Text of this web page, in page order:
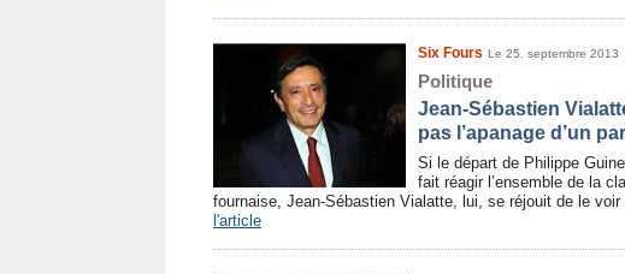
Six Fours Le 25. septembre 2013
Politique
Jean-Sébastien
pas l’apanage d’un
Si le départ de Philippe
fait réagir l’ensemble de la
fournaise, Jean-Sébastien Vialatte, lui, se réjouit de le voir
l'article